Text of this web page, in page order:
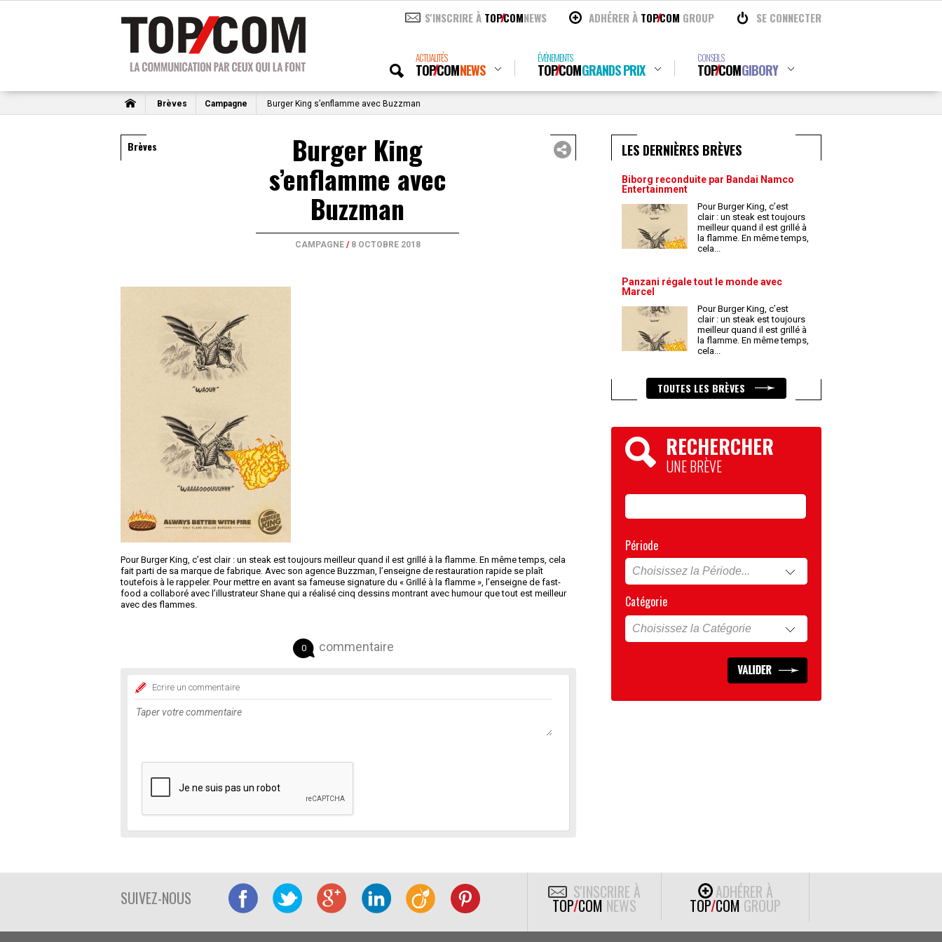
S'INSCRIRE À TOPCOMNEWS ADHÉRER À TOPCOM GROUP SE CONNECTER
ACTUALITÉS
TOPCOMNEWS
ÉVÉNEMENTS
TOPCOMGRANDS PRIX
CONSEILS
TOPCOMGIBORY
Brèves Campagne Burger King s’enflamme avec Buzzman
Brèves Burger King
s’enflamme avec
Buzzman
CAMPAGNE/ 8 OCTOBRE 2018
Pour Burger King, c’est clair : un steak est toujours meilleur quand il est grillé à la flamme. En même temps, cela
fait parti de sa marque de fabrique. Avec son agence Buzzman, l’enseigne de restauration rapide se plaît
toutefois à le rappeler. Pour mettre en avant sa fameuse signature du « Grillé à la flamme », l’enseigne de fast-
food a collaboré avec l’illustrateur Shane qui a réalisé cinq dessins montrant avec humour que tout est meilleur
avec des flammes.
0 commentaire
Ecrire un commentaire
LES DERNIÈRES BRÈVES
Biborg reconduite par Bandai Namco
Entertainment
Pour Burger King, c’est
clair : un steak est toujours
meilleur quand il est grillé à
la flamme. En même temps,
cela...
Panzani régale tout le monde avec
Marcel
Pour Burger King, c’est
clair : un steak est toujours
meilleur quand il est grillé à
la flamme. En même temps,
cela...
TOUTES LES BRÈVES
RECHERCHER
UNE BRÈVE
Période
Catégorie
SUIVEZ-NOUS S'INSCRIRE À
TOP/COM NEWS
ADHÉRER À
TOP/COM GROUP